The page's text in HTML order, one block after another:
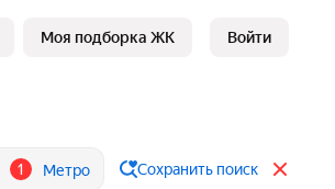
Моя подборка ЖК Войти
1 Метро Сохранить поиск